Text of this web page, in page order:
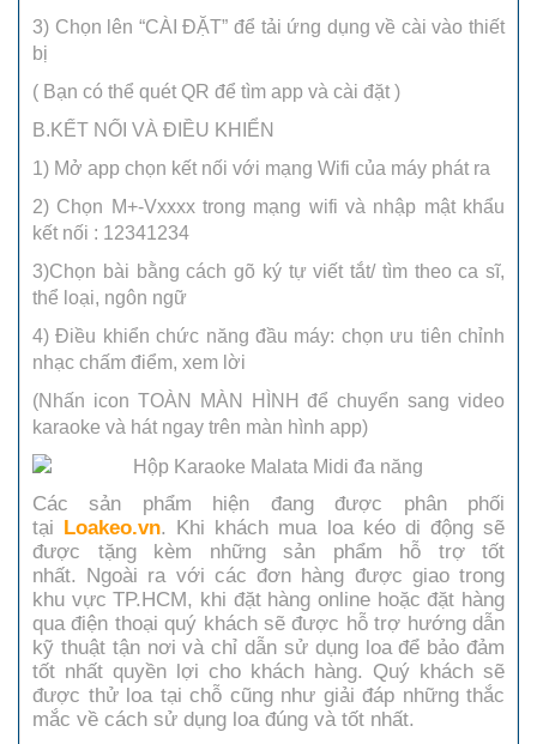
3) Chọn lên “CÀI ĐẶT” để tải ứng dụng về cài vào thiết
bị
( Bạn có thể quét QR để tìm app và cài đặt )
B.KẾT NỐI VÀ ĐIỀU KHIỂN
1) Mở app chọn kết nối với mạng Wifi của máy phát ra
2) Chọn M+-Vxxxx trong mạng wifi và nhập mật khẩu
kết nối : 12341234
3)Chọn bài bằng cách gõ ký tự viết tắt/ tìm theo ca sĩ,
thể loại, ngôn ngữ
4) Điều khiển chức năng đầu máy: chọn ưu tiên chỉnh
nhạc chấm điểm, xem lời
(Nhấn icon TOÀN MÀN HÌNH để chuyển sang video
karaoke và hát ngay trên màn hình app)
Các sản phẩm hiện đang được phân phối
tại
Loakeo.vn. Khi khách mua loa kéo di động sẽ
được tặng kèm những sản phẩm hỗ trợ tốt
nhất. Ngoài ra với các đơn hàng được giao trong
khu vực TP.HCM, khi đặt hàng online hoặc đặt hàng
qua điện thoại quý khách sẽ được hỗ trợ hướng dẫn
kỹ thuật tận nơi và chỉ dẫn sử dụng loa để bảo đảm
tốt nhất quyền lợi cho khách hàng. Quý khách sẽ
được thử loa tại chỗ cũng như giải đáp những thắc
mắc về cách sử dụng loa đúng và tốt nhất.